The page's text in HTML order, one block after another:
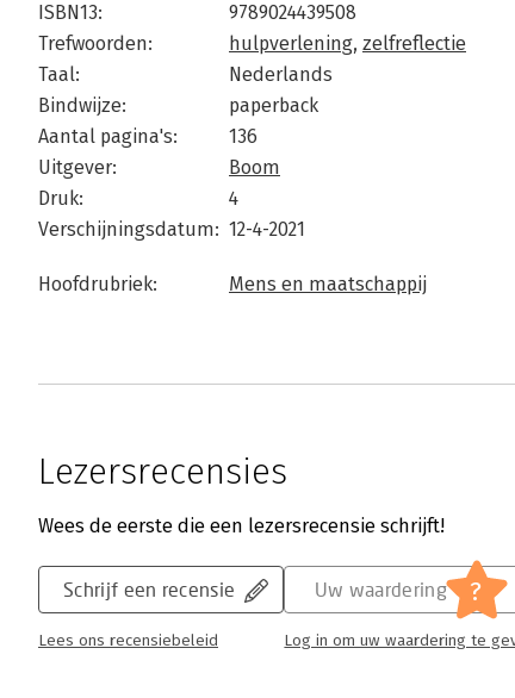
ISBN13:
9789024439508
Trefwoorden:
hulpverlening, zelfreflectie
Taal:
Nederlands
Bindwijze:
paperback
Aantal pagina's:
136
Uitgever:
Boom
Druk:
4
Verschijningsdatum: 12-4-2021
Hoofdrubriek: Mens en maatschappij
Lezersrecensies
Wees de eerste die een lezersrecensie schrijft!
Schrijf een recensie
Lees ons recensiebeleid
Uw waardering ?
Log in om uw waardering te